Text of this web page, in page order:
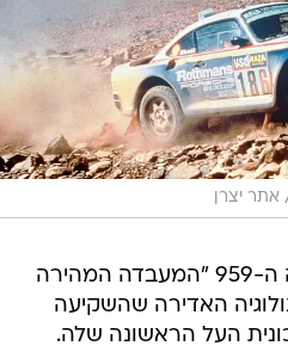
אתר יצרן
כאשר היא הוצגה, כונתה ה-959 "המעבדה המהירה
האדירה שהשקיעה
העל הראשונה שלה.